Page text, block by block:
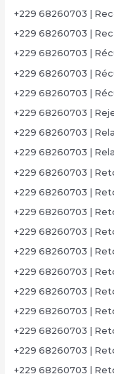
+229 68260703 |
+229 68260703 |
+229 68260703 |
+229 68260703 |
+229 68260703 |
+229 68260703 |
+229 68260703 |
+229 68260703 |
+229 68260703 |
+229 68260703 |
+229 68260703 |
+229 68260703 |
+229 68260703 |
+229 68260703 |
+229 68260703 |
+229 68260703 |
+229 68260703 |
+229 68260703 |
+229 68260703 |